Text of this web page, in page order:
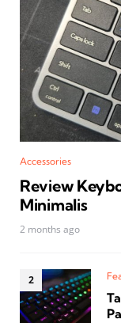
Accessories
Review
Minimalis
2 months ago